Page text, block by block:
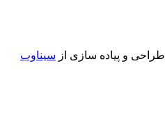
طراحی و پیاده سازی از سیناوب